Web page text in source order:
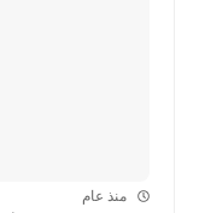
منذ عام